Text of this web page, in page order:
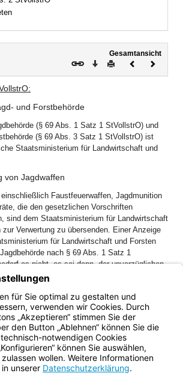
Gesamtansicht
Download
DruckenVorheriges
:
und Forstbehörde
(§ 69 Abs. 1 Satz 1 StVollstrO) und
(§ 69 Abs. 3 Satz 1 StVollstrO) ist
Staatsministerium für Landwirtschaft und
von Jagdwaffen
Faustfeuerwaffen, Jagdmunition
die den gesetzlichen Vorschriften
sind dem Staatsministerium für Landwirtschaft
zur Verwertung zu übersenden. Einer Anzeige
für Landwirtschaft und Forsten
nach § 69 Abs. 1 Satz 1
es nicht, es sei denn, der unverzüglichen
stehen vorübergehend oder dauernd
entgegen. Bei Jagdwaffen sind in diesem Fall
nähere Angaben über Art, Modell,
Kaliber und Nummer der Waffe zu machen.